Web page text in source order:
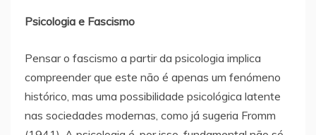
Psicologia e Fascismo
Pensar o fascismo a partir da psicologia implica
compreender que este não é apenas um fenómeno
histórico, mas uma possibilidade psicológica latente
nas sociedades modernas, como já sugeria Fromm